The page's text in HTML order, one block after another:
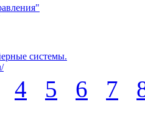
системы.
4 5 6 7